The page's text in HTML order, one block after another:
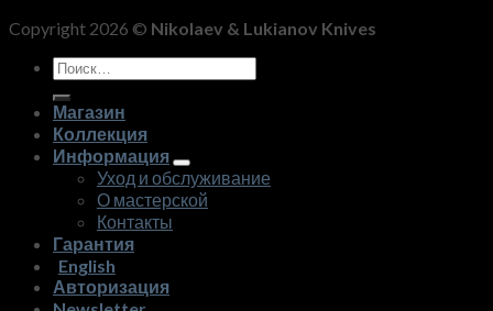
Copyright 2026 © Nikolaev & Lukianov Knives
Искать:
Магазин
Коллекция
Информация
Уход и обслуживание
О мастерской
Контакты
Гарантия
English
Авторизация